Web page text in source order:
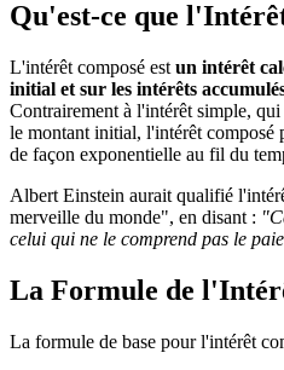
Qu'est-ce que
L'intérêt composé est un intérêt
initial et sur les intérêts
Contrairement à l'intérêt simple,
le montant initial, l'intérêt composé
de façon exponentielle au fil du
Albert Einstein aurait qualifié
merveille du monde", en disant :
celui qui ne le comprend pas le
La Formule de
La formule de base pour l'intérêt